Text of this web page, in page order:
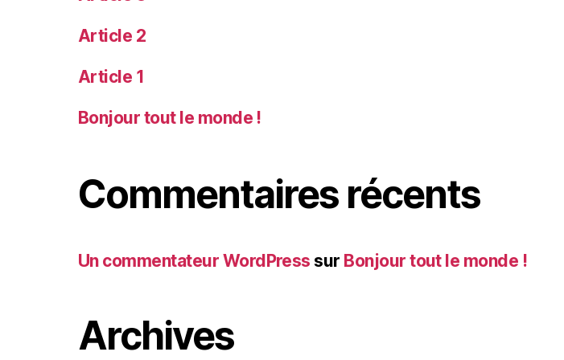
Article 2
Article 1
Bonjour tout le monde !
Commentaires récents
Un commentateur WordPress sur Bonjour tout le monde !
Archives